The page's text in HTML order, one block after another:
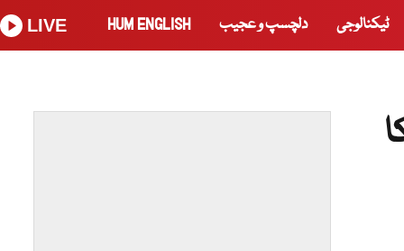
ٹیکنالوجی دلچسپ و عجیب HUM ENGLISH
LIVE